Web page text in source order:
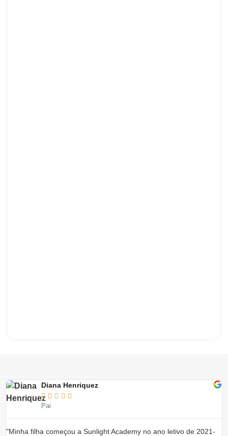
Diana Henriquez
    
Pai
"Minha filha começou a Sunlight Academy no ano letivo de 2021-